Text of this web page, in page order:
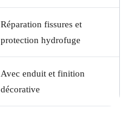
Réparation fissures et
protection hydrofuge
Avec enduit et finition
décorative